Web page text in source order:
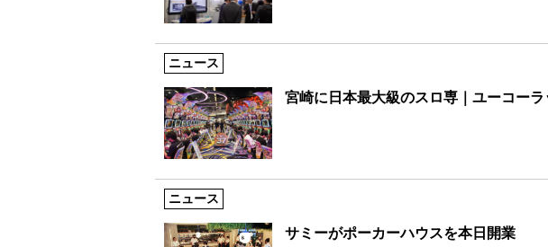
ニュース
宮崎に日本最大級のスロ専｜ユーコー
ニュース
サミーがポーカーハウスを本日開業